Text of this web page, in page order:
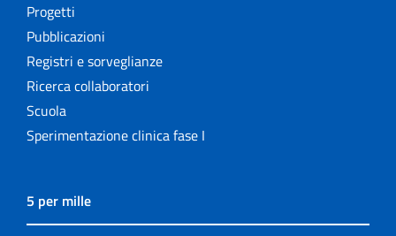
Progetti
Pubblicazioni
Registri e sorveglianze
Ricerca collaboratori
Scuola
Sperimentazione clinica fase I
5 per mille